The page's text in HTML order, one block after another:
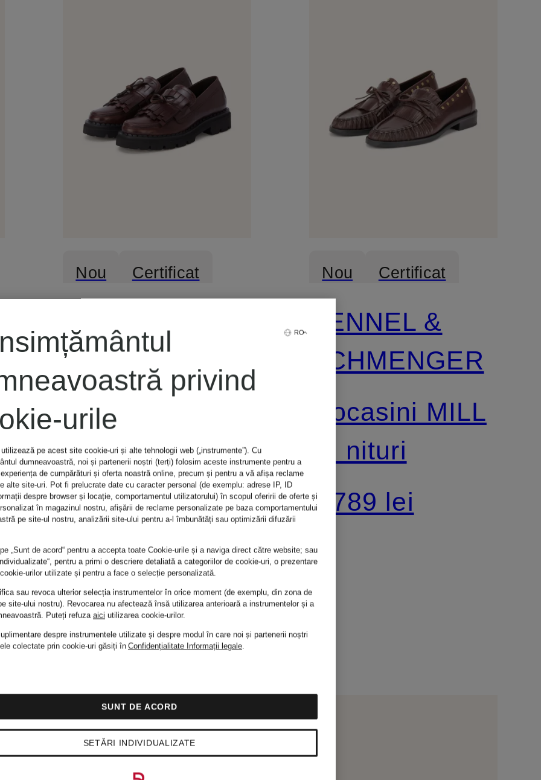
Nou Certificat
SCHMENGER
Mocasini LANA
1.679 lei
Nou Certificat
KENNEL &
SCHMENGER
Mocasini MILL
cu nituri
1.789 lei
RO
privind
urile
pe acest site cookie-uri și alte tehnologii web („instrumente”). Cu
dumneavoastră, noi și partenerii noștri (terți) folosim aceste instrumente pentru a
de cumpărături și oferta noastră online, precum și pentru a vă afișa reclame
alte site-uri. Pot fi prelucrate date cu caracter personal (de exemplu: adrese IP, ID
despre browser și locație, comportamentul utilizatorului) în scopul oferirii de oferte și
în magazinul nostru, afișării de reclame personalizate pe baza comportamentului
pe site-ul nostru, analizării site-ului pentru a-l îmbunătăți sau optimizării difuzării
„Sunt de acord“ pentru a accepta toate Cookie-urile și a naviga direct către website; sau
pentru a primi o descriere detaliată a categoriilor de cookie-uri, o prezentare
urilor utilizate și pentru a face o selecție personalizată.
sau revoca ulterior selecția instrumentelor în orice moment (de exemplu, din zona de
site-ului nostru). Revocarea nu afectează însă utilizarea anterioară a instrumentelor și a
Puteți refuza aici utilizarea cookie-urilor.
despre instrumentele utilizate și despre modul în care noi și partenerii noștri
colectate prin cookie-uri găsiți în Confidențialitate Informații legale.
SETĂRI INDIVIDUALIZATE
SUNT DE ACORD